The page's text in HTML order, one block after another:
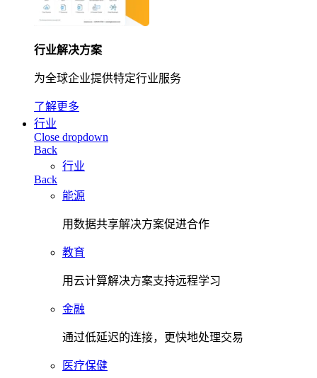
行业解决方案
为全球企业提供特定行业服务
了解更多
行业
Close dropdown
Back
行业
Back
能源
用数据共享解决方案促进合作
教育
用云计算解决方案支持远程学习
金融
通过低延迟的连接，更快地处理交易
医疗保健